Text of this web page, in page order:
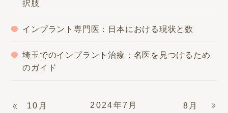
択肢
インプラント専門医：日本における現状と数
埼玉でのインプラント治療：名医を見つけるため
のガイド
2024年7月
10月 8月